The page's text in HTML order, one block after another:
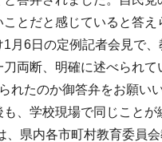
とだと感じていると答え
月6日の定例記者会見で、
両断、明確に述べられて
たのか御答弁をお願いい
、学校現場で同じことが
県内各市町村教育委員